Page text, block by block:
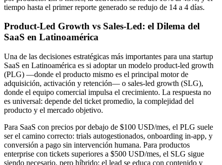
tiempo hasta el primer reporte generado se redujo de 14 a 4 días.
Product-Led Growth vs Sales-Led: el Dilema del
SaaS en Latinoamérica
Una de las decisiones estratégicas más importantes para una startup
SaaS en Latinoamérica es si adoptar un modelo product-led growth
(PLG) —donde el producto mismo es el principal motor de
adquisición, activación y retención— o sales-led growth (SLG),
donde el equipo comercial impulsa el crecimiento. La respuesta no
es universal: depende del ticket promedio, la complejidad del
producto y el mercado objetivo.
Para SaaS con precios por debajo de $100 USD/mes, el PLG suele
ser el camino correcto: trials autogestionados, onboarding in-app, y
conversión a pago sin intervención humana. Para productos
enterprise con tickets superiores a $500 USD/mes, el SLG sigue
siendo necesario, pero híbrido: el lead se educa con contenido y